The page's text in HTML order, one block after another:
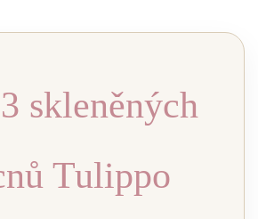
skleněných
Tulippo